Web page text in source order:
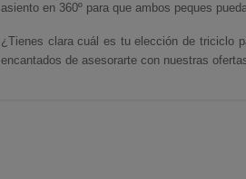
asiento en 360º para que ambos peques
¿Tienes clara cuál es tu elección de triciclo
encantados de asesorarte con nuestras